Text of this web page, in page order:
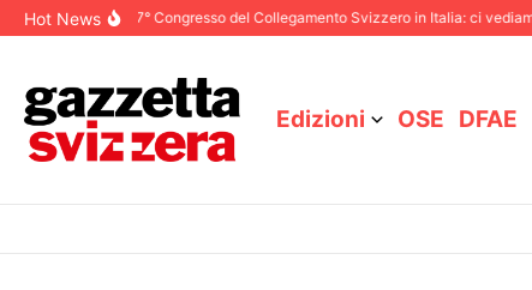
Salta al contenuto
Hot News
2025 87° Congresso del Collegamento Svizzero in Italia: ci vediamo a
Edizioni OSE DFAE